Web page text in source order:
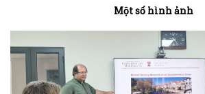
Một số hình ảnh